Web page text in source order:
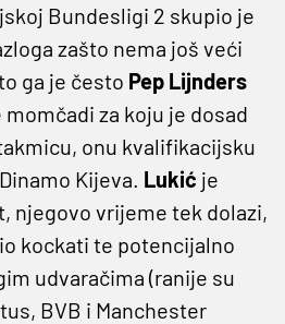
Bundesligi 2 skupio je
zašto nema još veći
ga je često Pep Lijnders
za koju je dosad
onu kvalifikacijsku
Kijeva. Lukić je
njegovo vrijeme tek dolazi,
kockati te potencijalno
udvaračima (ranije su
BVB i Manchester